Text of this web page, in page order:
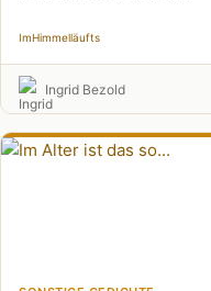
ImHimmelläufts
Ingrid Bezold